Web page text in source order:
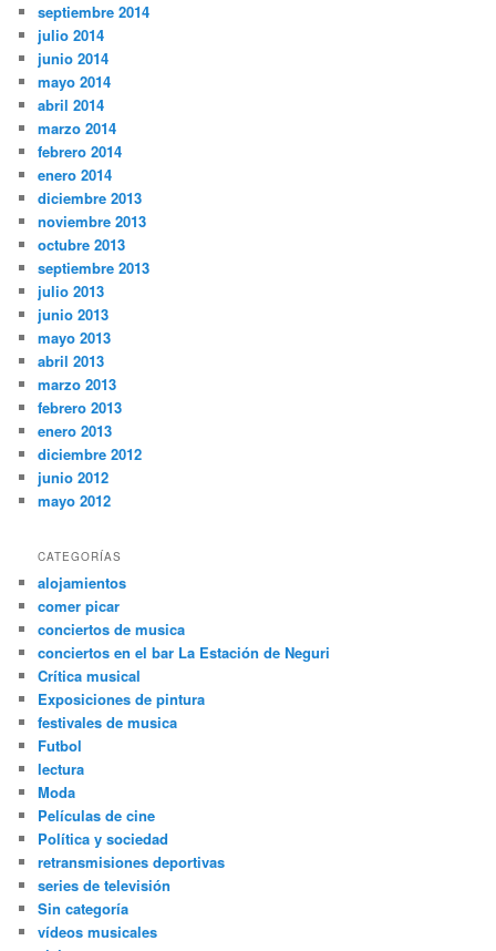
septiembre 2014
julio 2014
junio 2014
mayo 2014
abril 2014
marzo 2014
febrero 2014
enero 2014
diciembre 2013
noviembre 2013
octubre 2013
septiembre 2013
julio 2013
junio 2013
mayo 2013
abril 2013
marzo 2013
febrero 2013
enero 2013
diciembre 2012
junio 2012
mayo 2012
CATEGORÍAS
alojamientos
comer picar
conciertos de musica
conciertos en el bar La Estación de Neguri
Crítica musical
Exposiciones de pintura
festivales de musica
Futbol
lectura
Moda
Películas de cine
Política y sociedad
retransmisiones deportivas
series de televisión
Sin categoría
vídeos musicales